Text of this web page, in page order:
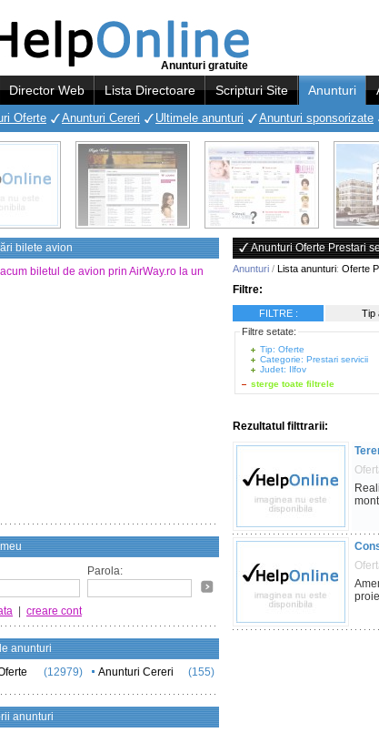
Anunturi gratuite
Director Web Lista Directoare Scripturi Site Anunturi
Oferte Anunturi Cereri Ultimele anunturi Anunturi sponsorizate
bilete avion
biletul de avion prin AirWay.ro la un
Parola:
creare cont
anunturi
(12979) Anunturi Cereri (155)
anunturi
Anunturi Oferte Prestari
Anunturi / Lista anunturi: Oferte
Filtre:
FILTRE : Tip
Filtre setate:
Tip: Oferte
Categorie: Prestari servicii
Judet: Ilfov
sterge toate filtrele
Rezultatul filttrarii: